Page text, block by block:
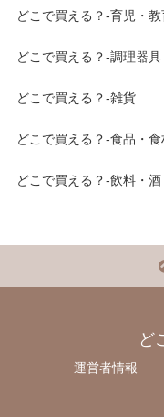
どこで買える？-育児・教
どこで買える？-調理器
どこで買える？-雑貨
どこで買える？-食品・食
どこで買える？-飲料・
ど
運営者情報